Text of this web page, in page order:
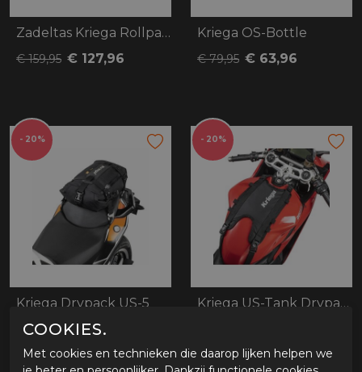
Zadeltas Kriega Rollpack 20 zwart
€ 159,95 € 127,96
Kriega OS-Bottle
€ 79,95 € 63,96
- 20%
Kriega Drypack US-5
€ 109,95 € 87,96
- 20%
Kriega US-Tank Drypack convert
COOKIES.
Met cookies en technieken die daarop lijken helpen we